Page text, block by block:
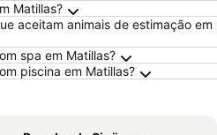
Matillas?
aceitam animais de estimação em
spa em Matillas?
piscina em Matillas?